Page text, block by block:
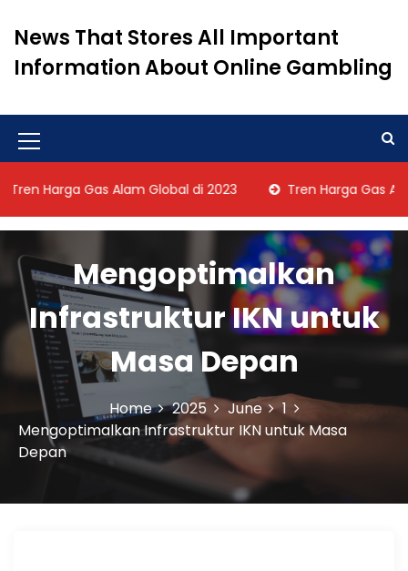
n
News That Stores All Important
Information About Online Gambling
M
e
n
I
c
o
n
Gas Alam Global di 2023 Tren Harga Gas Alam
Mengoptimalkan
Infrastruktur IKN untuk
Masa Depan
Home 2025 June
1
Mengoptimalkan Infrastruktur IKN untuk Masa
Depan